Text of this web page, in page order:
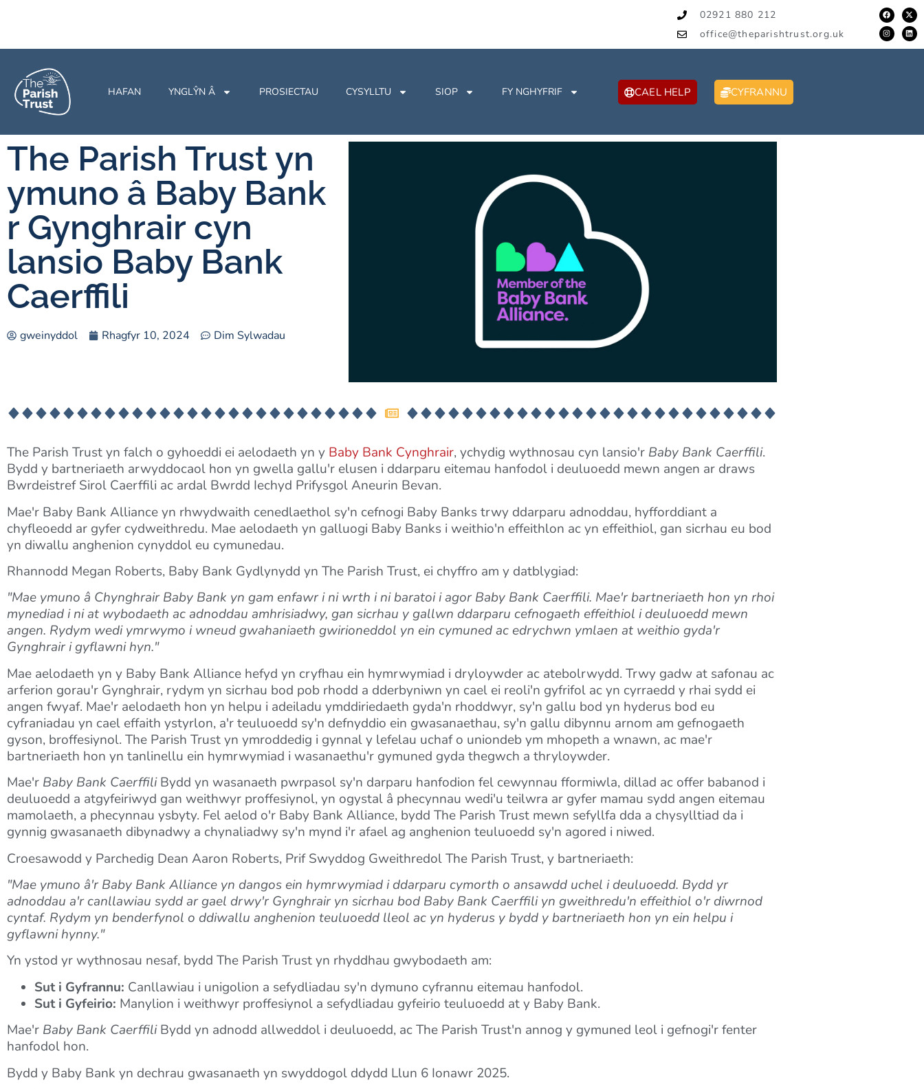
02921 880 212
office@theparishtrust.org.uk
HAFAN YNGLŶN Â PROSIECTAU CYSYLLTU SIOP FY NGHYFRIF CAEL HELP CYFRANNU
The Parish Trust yn
ymuno â Baby Bank
r Gynghrair cyn
lansio Baby Bank
Caerffili
gweinyddol Rhagfyr 10, 2024 Dim Sylwadau
The Parish Trust yn falch o gyhoeddi ei aelodaeth yn y Baby Bank Cynghrair, ychydig wythnosau cyn lansio'r Baby Bank Caerffili.
Bydd y bartneriaeth arwyddocaol hon yn gwella gallu'r elusen i ddarparu eitemau hanfodol i deuluoedd mewn angen ar draws
Bwrdeistref Sirol Caerffili ac ardal Bwrdd Iechyd Prifysgol Aneurin Bevan.
Mae'r Baby Bank Alliance yn rhwydwaith cenedlaethol sy'n cefnogi Baby Banks trwy ddarparu adnoddau, hyfforddiant a
chyfleoedd ar gyfer cydweithredu. Mae aelodaeth yn galluogi Baby Banks i weithio'n effeithlon ac yn effeithiol, gan sicrhau eu bod
yn diwallu anghenion cynyddol eu cymunedau.
Rhannodd Megan Roberts, Baby Bank Gydlynydd yn The Parish Trust, ei chyffro am y datblygiad:
"Mae ymuno â Chynghrair Baby Bank yn gam enfawr i ni wrth i ni baratoi i agor Baby Bank Caerffili. Mae'r bartneriaeth hon yn rhoi
mynediad i ni at wybodaeth ac adnoddau amhrisiadwy, gan sicrhau y gallwn ddarparu cefnogaeth effeithiol i deuluoedd mewn
angen. Rydym wedi ymrwymo i wneud gwahaniaeth gwirioneddol yn ein cymuned ac edrychwn ymlaen at weithio gyda'r
Gynghrair i gyflawni hyn."
Mae aelodaeth yn y Baby Bank Alliance hefyd yn cryfhau ein hymrwymiad i dryloywder ac atebolrwydd. Trwy gadw at safonau ac
arferion gorau'r Gynghrair, rydym yn sicrhau bod pob rhodd a dderbyniwn yn cael ei reoli'n gyfrifol ac yn cyrraedd y rhai sydd ei
angen fwyaf. Mae'r aelodaeth hon yn helpu i adeiladu ymddiriedaeth gyda'n rhoddwyr, sy'n gallu bod yn hyderus bod eu
cyfraniadau yn cael effaith ystyrlon, a'r teuluoedd sy'n defnyddio ein gwasanaethau, sy'n gallu dibynnu arnom am gefnogaeth
gyson, broffesiynol. The Parish Trust yn ymroddedig i gynnal y lefelau uchaf o uniondeb ym mhopeth a wnawn, ac mae'r
bartneriaeth hon yn tanlinellu ein hymrwymiad i wasanaethu'r gymuned gyda thegwch a thryloywder.
Mae'r Baby Bank CaerffiliBydd yn wasanaeth pwrpasol sy'n darparu hanfodion fel cewynnau fformiwla, dillad ac offer babanod i
deuluoedd a atgyfeiriwyd gan weithwyr proffesiynol, yn ogystal â phecynnau wedi'u teilwra ar gyfer mamau sydd angen eitemau
mamolaeth, a phecynnau ysbyty. Fel aelod o'r Baby Bank Alliance, bydd The Parish Trust mewn sefyllfa dda a chysylltiad da i
gynnig gwasanaeth dibynadwy a chynaliadwy sy'n mynd i'r afael ag anghenion teuluoedd sy'n agored i niwed.
Croesawodd y Parchedig Dean Aaron Roberts, Prif Swyddog Gweithredol The Parish Trust, y bartneriaeth:
"Mae ymuno â'r Baby Bank Alliance yn dangos ein hymrwymiad i ddarparu cymorth o ansawdd uchel i deuluoedd. Bydd yr
adnoddau a'r canllawiau sydd ar gael drwy'r Gynghrair yn sicrhau bod Baby Bank Caerffili yn gweithredu'n effeithiol o'r diwrnod
cyntaf. Rydym yn benderfynol o ddiwallu anghenion teuluoedd lleol ac yn hyderus y bydd y bartneriaeth hon yn ein helpu i
gyflawni hynny."
Yn ystod yr wythnosau nesaf, bydd The Parish Trust yn rhyddhau gwybodaeth am:
Sut i Gyfrannu: Canllawiau i unigolion a sefydliadau sy'n dymuno cyfrannu eitemau hanfodol.
Sut i Gyfeirio: Manylion i weithwyr proffesiynol a sefydliadau gyfeirio teuluoedd at y Baby Bank.
Mae'r Baby Bank CaerffiliBydd yn adnodd allweddol i deuluoedd, ac The Parish Trust'n annog y gymuned leol i gefnogi'r fenter
hanfodol hon.
Bydd y Baby Bank yn dechrau gwasanaeth yn swyddogol ddydd Llun 6 Ionawr 2025.